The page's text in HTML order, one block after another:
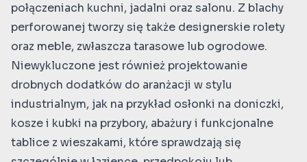
połączeniach kuchni, jadalni oraz salonu. Z blachy
perforowanej tworzy się także designerskie rolety
oraz meble, zwłaszcza tarasowe lub ogrodowe.
Niewykluczone jest również projektowanie
drobnych dodatków do aranżacji w stylu
industrialnym, jak na przykład osłonki na doniczki,
kosze i kubki na przybory, abażury i funkcjonalne
tablice z wieszakami, które sprawdzają się